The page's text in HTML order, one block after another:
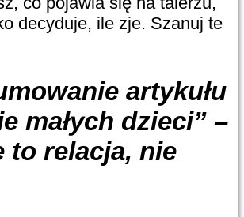
decyduje, ile zje. Szanuj te
artykułu
małych dzieci” –
to relacja, nie